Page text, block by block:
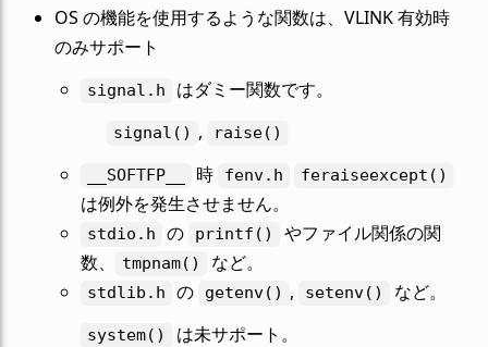
OS の機能を使用するような関数は、VLINK 有効時
のみサポート
signal.h はダミー関数です。
signal() , raise()
__SOFTFP__ 時 fenv.h feraiseexcept()
は例外を発生させません。
stdio.h の printf()
やファイル関係の関
数、
tmpnam() など。
stdlib.h の getenv() , setenv() など。
system() は未サポート。